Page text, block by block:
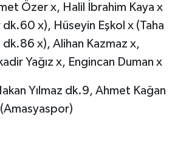
Özer x, Halil İbrahim Kaya x
dk.60 x), Hüseyin Eşkol x (Taha
x), Alihan Kazmaz x,
Yağız x, Engincan Duman x
Yılmaz dk.9, Ahmet Kağan